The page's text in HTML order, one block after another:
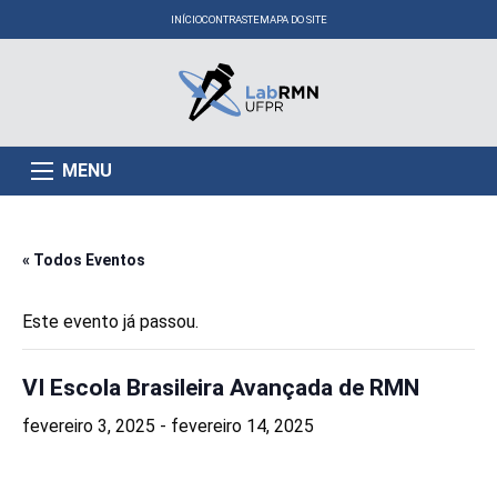
INÍCIOCONTRASTEMAPA DO SITE
MENU
« Todos Eventos
Este evento já passou.
VI Escola Brasileira Avançada de RMN
fevereiro 3, 2025 - fevereiro 14, 2025